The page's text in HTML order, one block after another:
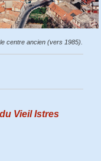
centre ancien (vers 1985).
Vieil Istres